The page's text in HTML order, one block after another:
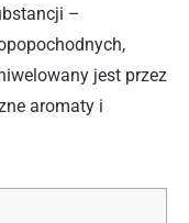
–
jest przez
aromaty i